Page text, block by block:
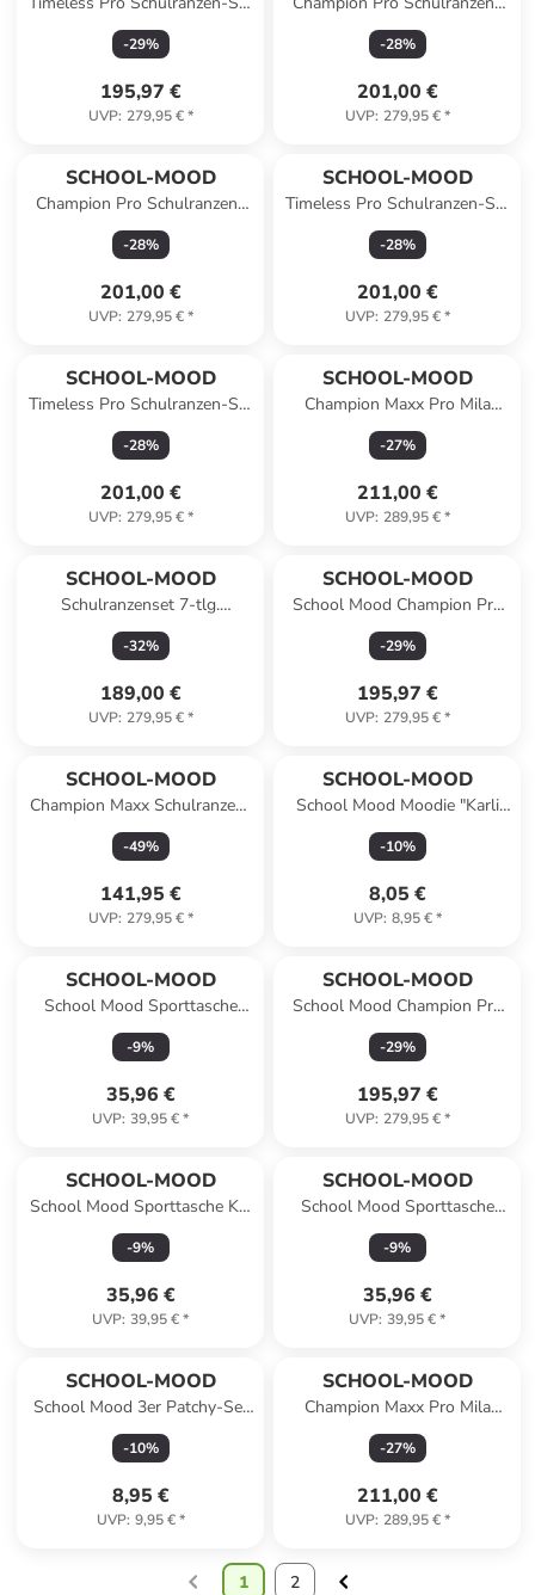
7-teilig in Hund
-29%
195,97 €
UVP: 279,95 €*
Set 7-teilig in Raubkatze
-28%
201,00 €
UVP: 279,95 €*
SCHOOL-MOOD
Champion Pro Schulranzen-
Set 7-teilig in Drache
-28%
201,00 €
UVP: 279,95 €*
SCHOOL-MOOD
Timeless Pro Schulranzen-Set
7-teilig in Wolf
-28%
201,00 €
UVP: 279,95 €*
SCHOOL-MOOD
Timeless Pro Schulranzen-Set
7-teilig in Pegasus
-28%
201,00 €
UVP: 279,95 €*
SCHOOL-MOOD
Champion Maxx Pro Mila
Schulranzen-Set 7-teilig in
Wolf
-27%
211,00 €
UVP: 289,95 €*
SCHOOL-MOOD
Schulranzenset 7-tlg.
Champion Pro Mila Pferd in
blau/rosa
-32%
189,00 €
UVP: 279,95 €*
SCHOOL-MOOD
School Mood Champion Pro
Finn (Raubkatze), 7-tlg.
Schulranzenset
-29%
195,97 €
UVP: 279,95 €*
SCHOOL-MOOD
Champion Maxx Schulranzen-
Set 6-Teilig Modell 2026 in
Moritz
-49%
141,95 €
UVP: 279,95 €*
SCHOOL-MOOD
School Mood Moodie "Karli
Kraft", Plüschanhänger
-10%
8,05 €
UVP: 8,95 €*
SCHOOL-MOOD
School Mood Sporttasche
Jonas (Fußball)
-9%
35,96 €
UVP: 39,95 €*
SCHOOL-MOOD
School Mood Champion Pro
Klara (Häschen), 7-tlg.
Schulranzenset
-29%
195,97 €
UVP: 279,95 €*
SCHOOL-MOOD
School Mood Sporttasche Kai
(Ninja)
-9%
35,96 €
UVP: 39,95 €*
SCHOOL-MOOD
School Mood Sporttasche
Klara (Häschen)
-9%
35,96 €
UVP: 39,95 €*
SCHOOL-MOOD
School Mood 3er Patchy-Set
Zauberei
-10%
8,95 €
UVP: 9,95 €*
SCHOOL-MOOD
Champion Maxx Pro Mila
Schulranzen-Set 7-teilig in
Rennwagen
-27%
211,00 €
UVP: 289,95 €*
1 2